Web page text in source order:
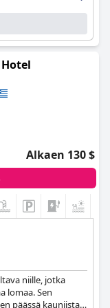
huolimatta
niille, jotka
Alkaen 130 $
niille, jotka
lomaa. Sen
päässä kauniista